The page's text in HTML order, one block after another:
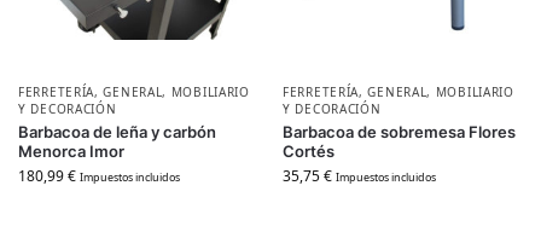
FERRETERÍA,GENERAL, MOBILIARIO
Y DECORACIÓN
Barbacoa de leña y carbón
Menorca Imor
180,99€ Impuestos incluidos
FERRETERÍA,GENERAL, MOBILIARIO
Y DECORACIÓN
Barbacoa de sobremesa Flores
Cortés
35,75€ Impuestos incluidos